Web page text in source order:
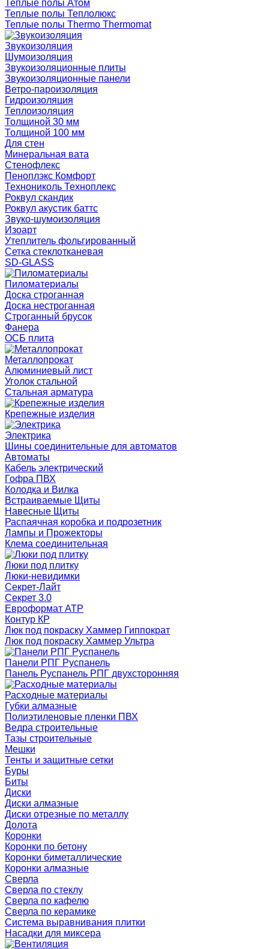
Теплые полы Атом
Теплые полы Теплолюкс
Теплые полы Thermo Thermomat
Звукоизоляция
Шумоизоляция
Звукоизоляционные плиты
Звукоизоляционные панели
Ветро-пароизоляция
Гидроизоляция
Теплоизоляция
Толщиной 30 мм
Толщиной 100 мм
Для стен
Минеральная вата
Стенофлекс
Пеноплэкс Комфорт
Технониколь Техноплекс
Роквул скандик
Роквул акустик баттс
Звуко-шумоизоляция
Изоарт
Утеплитель фольгированный
Сетка стеклотканевая
SD-GLASS
Пиломатериалы
Доска строганная
Доска нестроганная
Строганный брусок
Фанера
ОСБ плита
Металлопрокат
Алюминиевый лист
Уголок стальной
Стальная арматура
Крепежные изделия
Электрика
Шины соединительные для автоматов
Автоматы
Кабель электрический
Гофра ПВХ
Колодка и Вилка
Встраиваемые Щиты
Навесные Щиты
Распаячная коробка и подрозетник
Лампы и Прожекторы
Клема соединительная
Люки под плитку
Люки-невидимки
Секрет-Лайт
Секрет 3.0
Евроформат АТР
Контур КР
Люк под покраску Хаммер Гиппократ
Люк под покраску Хаммер Ультра
Панели РПГ Руспанель
Панель Руспанель РПГ двухсторонняя
Расходные материалы
Губки алмазные
Полиэтиленовые пленки ПВХ
Ведра строительные
Тазы строительные
Мешки
Тенты и защитные сетки
Буры
Биты
Диски
Диски алмазные
Диски отрезные по металлу
Долота
Коронки
Коронки по бетону
Коронки биметаллические
Коронки алмазные
Сверла
Сверла по стеклу
Сверла по кафелю
Сверла по керамике
Система выравнивания плитки
Насадки для миксера